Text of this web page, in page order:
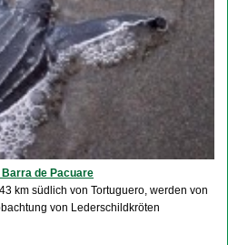
de Pacuare
km südlich von Tortuguero, werden von
von Lederschildkröten